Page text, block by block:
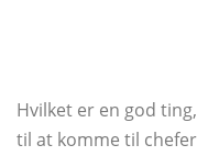
Hvilket er en god
til at komme til